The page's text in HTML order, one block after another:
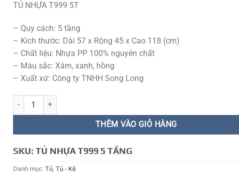
1.410.000 ₫.
TỦ NHỰA T999 5T
– Quy cách: 5 tầng
– Kích thước: Dài 57 x Rộng 45 x Cao 118 (cm)
– Chất liệu: Nhựa PP 100% nguyên chất
– Màu sắc: Xám, xanh, hồng
– Xuất xứ: Công ty TNHH Song Long
TỦ NHỰA T999 5t số lượng
THÊM VÀO GIỎ HÀNG
SKU: TỦ NHỰA T999 5 TẦNG
Danh mục: Tủ, Tủ - Kệ